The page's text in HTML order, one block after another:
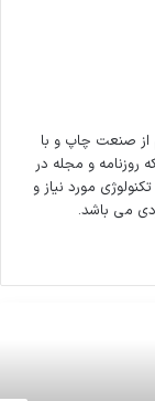
از صنعت چاپ و با
روزنامه و مجله در
مورد نیاز و
می باشد.